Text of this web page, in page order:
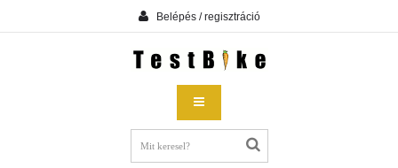
Belépés / regisztráció